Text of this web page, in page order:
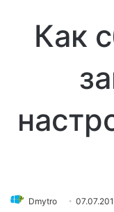
Как
Dmytro